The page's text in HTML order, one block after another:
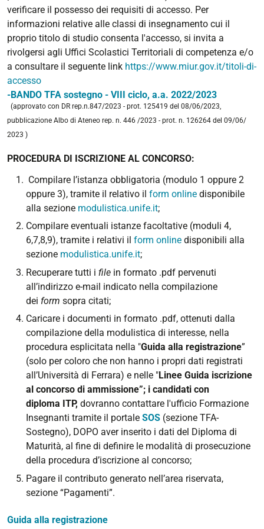
verificare il possesso dei requisiti di accesso. Per
informazioni relative alle classi di insegnamento cui il
proprio titolo di studio consenta l'accesso, si invita a
rivolgersi agli Uffici Scolastici Territoriali di competenza e/o
a consultare il seguente link https://www.miur.gov.it/titoli-di-
accesso
-BANDO TFA sostegno - VIII ciclo, a.a. 2022/2023
(approvato con DR rep.n.847/2023 - prot. 125419 del 08/06/2023,
pubblicazione Albo di Ateneo rep. n. 446 /2023 - prot. n. 126264 del 09/06/
2023 )
PROCEDURA DI ISCRIZIONE AL CONCORSO:
Compilare l’istanza obbligatoria (modulo 1 oppure 2
oppure 3), tramite il relativo il form online disponibile
alla sezione modulistica.unife.it;
Compilare eventuali istanze facoltative (moduli 4,
6,7,8,9), tramite i relativi il form online disponibili alla
sezione modulistica.unife.it;
Recuperare tutti i file in formato .pdf pervenuti
all’indirizzo e-mail indicato nella compilazione
dei form sopra citati;
Caricare i documenti in formato .pdf, ottenuti dalla
compilazione della modulistica di interesse, nella
procedura esplicitata nella "Guida alla registrazione”
(solo per coloro che non hanno i propri dati registrati
all’Università di Ferrara) e ne lle "Linee Guida iscrizione
al concorso di ammissione”; i candidati con
diploma ITP, dovranno contattare l'ufficio Formazione
Insegnanti tramite il portale SOS (sezione TFA-
Sostegno), DOPO aver inserito i dati del Diploma di
Maturità, al fine di definire le modalità di prosecuzione
della procedura d’iscrizione al concorso;
Pagare il contributo generato nell’area riservata,
sezione “Pagamenti”.
Guida alla registrazione